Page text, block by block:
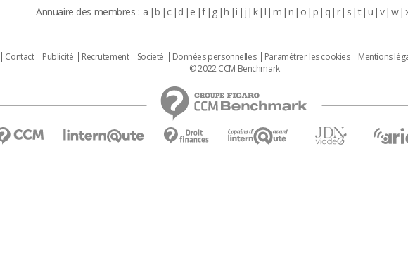
Annuaire des membres : a b c d e f g h i j k l m n o p q r s t u v w
Contact Publicité Recrutement Societé Données personnelles Paramétrer les cookies Mentions
© 2022 CCM Benchmark